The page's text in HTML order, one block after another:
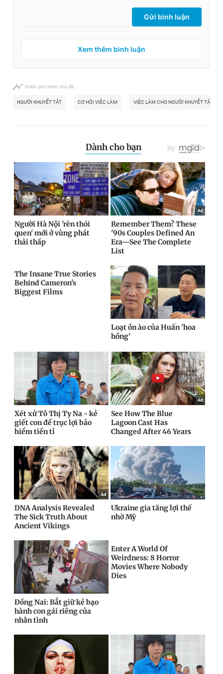
Gửi bình luận
Xem thêm bình luận
Khám phá thêm chủ đề
NGƯỜI KHUYẾT TẬT CƠ HỘI VIỆC LÀM VIỆC LÀM CHO NGƯỜI KHUYẾT TẬT